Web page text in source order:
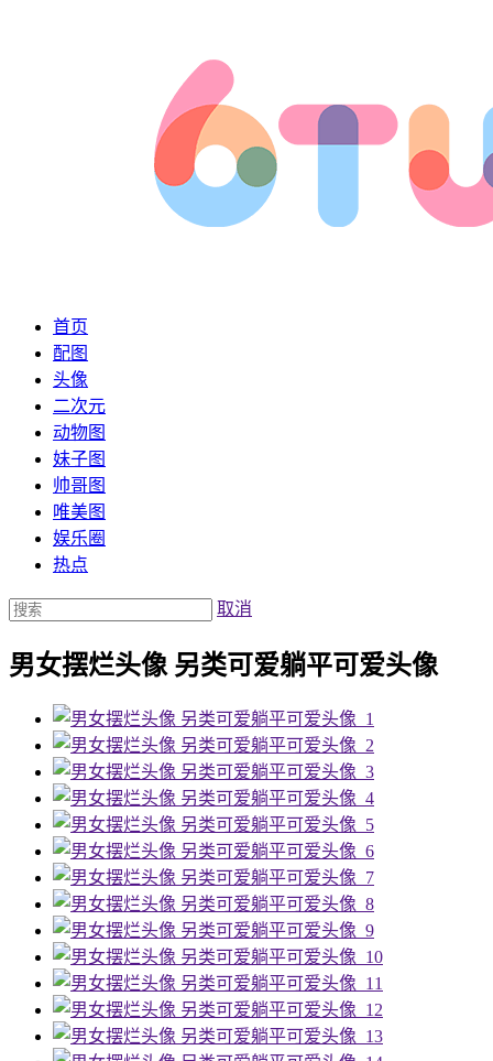
首页
配图
头像
二次元
动物图
妹子图
帅哥图
唯美图
娱乐圈
热点
取消
男女摆烂头像 另类可爱躺平可爱头像